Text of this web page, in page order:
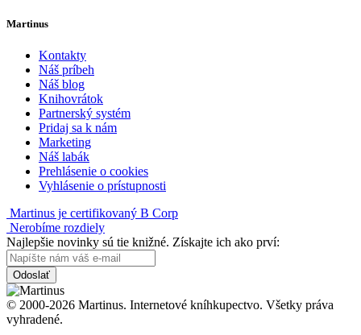
Martinus
Kontakty
Náš príbeh
Náš blog
Knihovrátok
Partnerský systém
Pridaj sa k nám
Marketing
Náš labák
Prehlásenie o cookies
Vyhlásenie o prístupnosti
Martinus je certifikovaný B Corp
Nerobíme rozdiely
Najlepšie novinky sú tie knižné. Získajte ich ako prví:
Odoslať
© 2000-2026 Martinus. Internetové kníhkupectvo. Všetky práva
vyhradené.